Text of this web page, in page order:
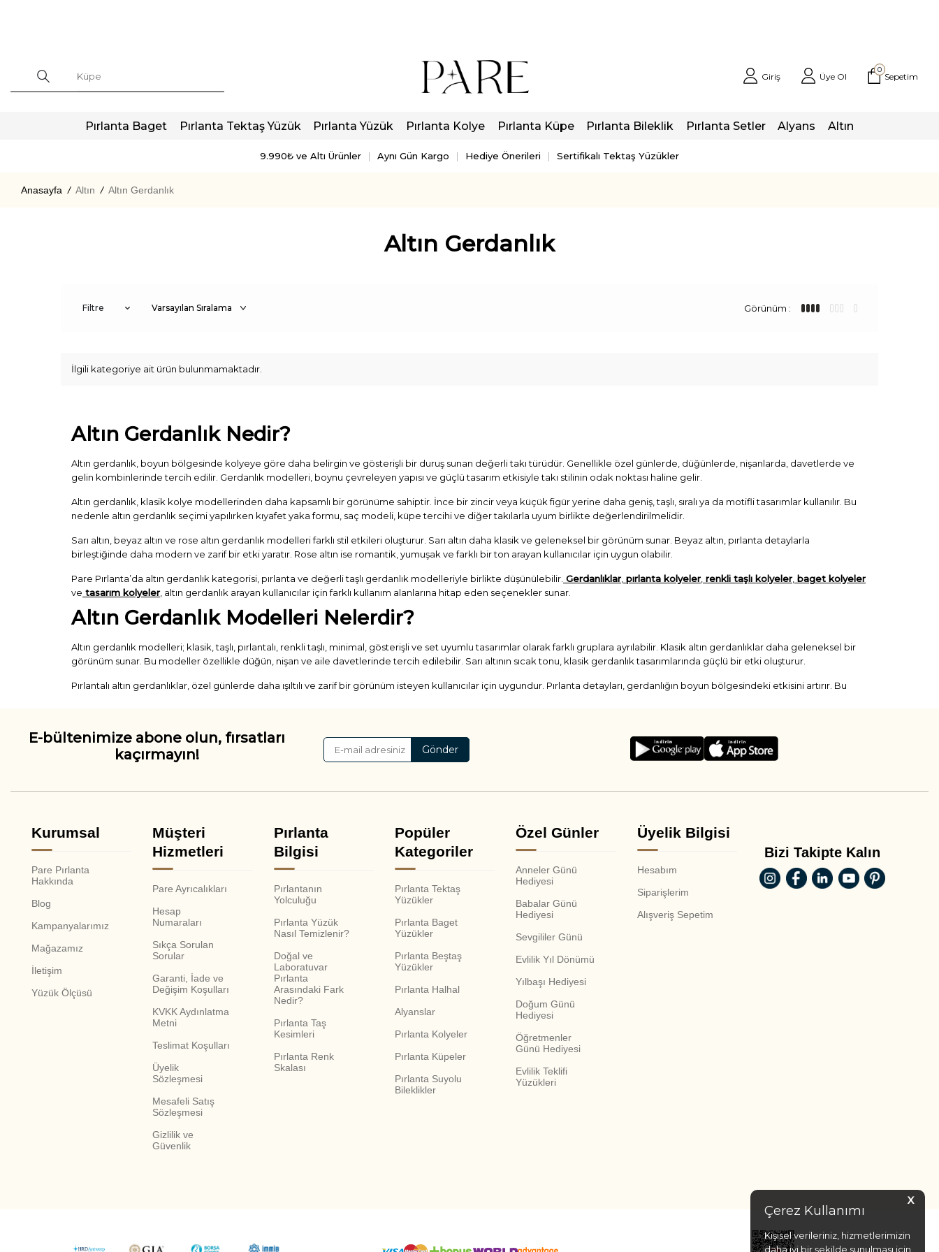
X
Çerez Kullanımı
Kişisel verileriniz, hizmetlerimizin
daha iyi bir şekilde sunulması için
Giriş Üye Ol
0
Sepetim
Pırlanta Baget Pırlanta Tektaş Yüzük Pırlanta Yüzük Pırlanta Kolye Pırlanta Küpe Pırlanta Bileklik Pırlanta Setler Alyans Altın
9.990₺ ve Altı Ürünler Aynı Gün Kargo Hediye Önerileri Sertifikalı Tektaş Yüzükler
Anasayfa / Altın / Altın Gerdanlık
Altın Gerdanlık
Filtre Görünüm :
İlgili kategoriye ait ürün bulunmamaktadır.
Altın Gerdanlık Nedir?
Altın gerdanlık, boyun bölgesinde kolyeye göre daha belirgin ve gösterişli bir duruş sunan değerli takı türüdür. Genellikle özel günlerde, düğünlerde, nişanlarda, davetlerde ve
gelin kombinlerinde tercih edilir. Gerdanlık modelleri, boynu çevreleyen yapısı ve güçlü tasarım etkisiyle takı stilinin odak noktası haline gelir.
Altın gerdanlık, klasik kolye modellerinden daha kapsamlı bir görünüme sahiptir. İnce bir zincir veya küçük figür yerine daha geniş, taşlı, sıralı ya da motifli tasarımlar kullanılır. Bu
nedenle altın gerdanlık seçimi yapılırken kıyafet yaka formu, saç modeli, küpe tercihi ve diğer takılarla uyum birlikte değerlendirilmelidir.
Sarı altın, beyaz altın ve rose altın gerdanlık modelleri farklı stil etkileri oluşturur. Sarı altın daha klasik ve geleneksel bir görünüm sunar. Beyaz altın, pırlanta detaylarla
birleştiğinde daha modern ve zarif bir etki yaratır. Rose altın ise romantik, yumuşak ve farklı bir ton arayan kullanıcılar için uygun olabilir.
Pare Pırlanta’da altın gerdanlık kategorisi, pırlanta ve değerli taşlı gerdanlık modelleriyle birlikte düşünülebilir. Gerdanlıklar, pırlanta kolyeler, renkli taşlı kolyeler, baget kolyeler
ve tasarım kolyeler, altın gerdanlık arayan kullanıcılar için farklı kullanım alanlarına hitap eden seçenekler sunar.
Altın Gerdanlık Modelleri Nelerdir?
Altın gerdanlık modelleri; klasik, taşlı, pırlantalı, renkli taşlı, minimal, gösterişli ve set uyumlu tasarımlar olarak farklı gruplara ayrılabilir. Klasik altın gerdanlıklar daha geleneksel bir
görünüm sunar. Bu modeller özellikle düğün, nişan ve aile davetlerinde tercih edilebilir. Sarı altının sıcak tonu, klasik gerdanlık tasarımlarında güçlü bir etki oluşturur.
Pırlantalı altın gerdanlıklar, özel günlerde daha ışıltılı ve zarif bir görünüm isteyen kullanıcılar için uygundur. Pırlanta detayları, gerdanlığın boyun bölgesindeki etkisini artırır. Bu
Renkli taşlı altın gerdanlıklar ise daha karakterli bir görünüm sunar. Zümrüt, safir, yakut veya farklı renkli taşlarla hazırlanan modeller; nişan, kına, özel yemek ve davetlerde dikkat
çekici bir seçenek olabilir. Bu tarz gerdanlıklar, sade elbiselerle kullanıldığında takıyı daha görünür hale getirir.
açısından da daha işlevsel olabilir. Böylece gerdanlık yalnızca tek bir özel günde değil, farklı davetlerde ve kutlamalarda da değerlendirilebilir.
Gerdanlık Türü Stil Etkisi
Klasik altın gerdanlık Geleneksel ve zamansız
Pırlantalı altın gerdanlık Özel davet, yıldönümü, gelin kombini
Renkli taşlı gerdanlık Kına, nişan, özel kutlama
Minimal altın gerdanlık Sade özel gün kombini
Set uyumlu gerdanlık
Altın gerdanlık seçerken ilk olarak kullanılacağı ortam belirlenmelidir. Düğün günü için seçilecek gerdanlık ile sade bir akşam daveti için tercih edilecek model aynı etkiyi
sunmayabilir. Büyük ve taşlı modeller özel günlerde daha güçlü görünür. Daha sade tasarımlar ise hem özel günlerde hem de sonrasında kullanılabilecek esneklik sağlar.
Kıyafetin yaka formu gerdanlık seçiminde en önemli kriterlerden biridir. Straplez, kayık yaka ve açık yakalı elbiselerde gerdanlık boyun bölgesini dengeli şekilde tamamlar. V
yaka elbiselerde damla formlu veya aşağı doğru uzanan tasarımlar tercih edilebilir. Kapalı yaka kıyafetlerde ise gerdanlık yerine küpe veya bileklik odaklı takı kullanımı daha
E-bültenimize abone olun, fırsatları
kaçırmayın!
Gönder
Kurumsal
Pare Pırlanta
Hakkında
Blog
Kampanyalarımız
Mağazamız
İletişim
Yüzük Ölçüsü
Müşteri
Hizmetleri
Pare Ayrıcalıkları
Hesap
Numaraları
Sıkça Sorulan
Sorular
Garanti, İade ve
Değişim Koşulları
KVKK Aydınlatma
Metni
Teslimat Koşulları
Üyelik
Sözleşmesi
Mesafeli Satış
Sözleşmesi
Gizlilik ve
Güvenlik
Pırlanta
Bilgisi
Pırlantanın
Yolculuğu
Pırlanta Yüzük
Nasıl Temizlenir?
Doğal ve
Laboratuvar
Pırlanta
Arasındaki Fark
Nedir?
Pırlanta Taş
Kesimleri
Pırlanta Renk
Skalası
Popüler
Kategoriler
Pırlanta Tektaş
Yüzükler
Pırlanta Baget
Yüzükler
Pırlanta Beştaş
Yüzükler
Pırlanta Halhal
Alyanslar
Pırlanta Kolyeler
Pırlanta Küpeler
Pırlanta Suyolu
Bileklikler
Özel Günler
Anneler Günü
Hediyesi
Babalar Günü
Hediyesi
Sevgililer Günü
Evlilik Yıl Dönümü
Yılbaşı Hediyesi
Doğum Günü
Hediyesi
Öğretmenler
Günü Hediyesi
Evlilik Teklifi
Yüzükleri
Üyelik Bilgisi
Hesabım
Siparişlerim
Alışveriş Sepetim
Bizi Takipte Kalın